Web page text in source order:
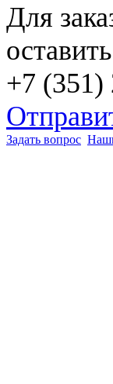
Для
+7 (351)
Задать вопрос